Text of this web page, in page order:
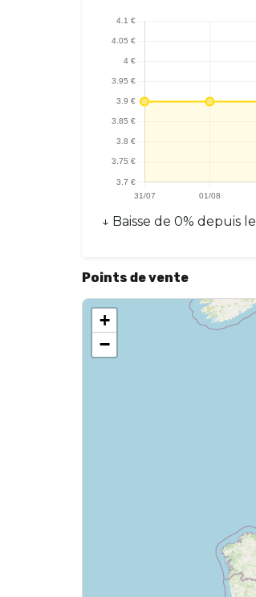
↓ Baisse de 0% depuis le
Points de vente
+
−